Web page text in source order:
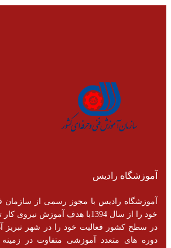
آموزشگاه رادیس
آموزشگاه رادیس با مجوز رسمی از سازمان
خود را از سال 1394با هدف آموزش
در سطح کشور فعالیت خود را در شهر تبریز
دوره های متعدد آموزشی متفاوت در